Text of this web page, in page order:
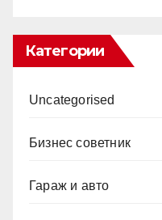
Категории
Uncategorised
Бизнес советник
Гараж и авто